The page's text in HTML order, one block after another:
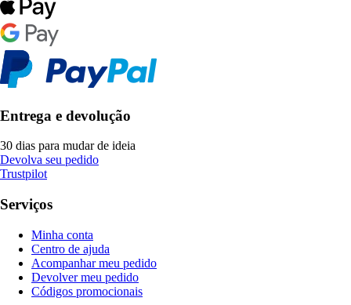
Entrega e devolução
30 dias para mudar de ideia
Devolva seu pedido
Trustpilot
Serviços
Minha conta
Centro de ajuda
Acompanhar meu pedido
Devolver meu pedido
Códigos promocionais